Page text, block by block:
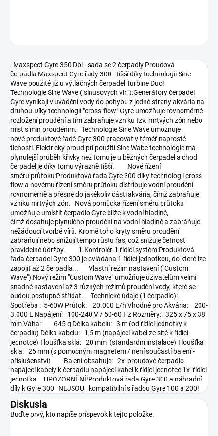
Maxspect Gyre 350 Dbl - sada se 2 čerpadly Proudová
čerpadla Maxspect Gyre řady 300 - tišší díky technologii Sine
Wave použité již u výtlačných čerpadel Turbine Duo!
Technologie Sine Wave ("sinusových vln"):Generátory čerpadel
Gyre vynikají v uvádění vody do pohybu z jedné strany akvária na
druhou.Díky technologii "cross-flow" Gyre umožňuje rovnoměrné
rozložení proudění a tím zabraňuje vzniku tzv. mrtvých zón nebo
míst s min prouděním. Technologie Sine Wave umožňuje
nové produktové řadě Gyre 300 pracovat v téměř naprosté
tichosti. Elektrický proud při použití Sine Wabe technologie má
plynulejší průběh křivky než tomu je u běžných čerpadel a chod
čerpadel je díky tomu výrazně tišší. Nové řízení
směru průtoku:Produktová řada Gyre 300 díky technologii cross-
flow a novému řízení směru průtoku distribuje vodní proudění
rovnoměrně a přesně do jakékoliv části akvária, čímž zabraňuje
vzniku mrtvých zón. Nová pomůcka řízení směru průtoku
umožňuje umístit čerpadlo Gyre blíže k vodní hladině,
čímž dosahuje plynulého proudění na vodní hladině a zabráňuje
nežádoucí tvorbě vírů. Kromě toho kryty směru proudění
zabraňují nebo snižují tempo růstu řas, což snižuje četnost
pravidelné údržby. 1-Kontrolér-1 řídící systém:Produktová
řada čerpadel Gyre 300 je ovládána 1 řídící jednotkou, do které lze
zapojit až 2 čerpadla... Vlastní režim nastavení ("Custom
Wave"):Nový režim "Custom Wave" umožňuje uživatelům velmi
snadné nastavení až 3 různých režimů proudění vody, které se
budou postupně střídat. Technické údaje (1 čerpadlo):
Spotřeba : 5-60W Průtok: 20.000 L/h Vhodné pro Akvária: 200-
3.000 L Napájení: 100-240 V / 50-60 Hz Rozměry: 325 x 75 x 38
mm Váha: 645 g Délka kabelu: 3 m (od řídící jednotky k
čerpadlu) Délka kabelu: 1,5 m (napájecí kabel ze sítě k řídící
jednotce) Tloušťka skla: 20 mm (standardní instalace) Tloušťka
skla: 25 mm (s pomocným magnetem / není součástí balení -
příslušenství) Balení obsahuje: 2x proudové čerpadlo
napájecí kabely k čerpadlu napájecí kabel k řídící jednotce 1x řídící
jednotka UPOZORNĚNÍ!Produktová řada Gyre 300 a náhradní
díly k Gyre 300 NEJSOU kompatibilní s řadou Gyre 100 a 200!
Diskusia
Buďte prvý, kto napíše príspevok k tejto položke.